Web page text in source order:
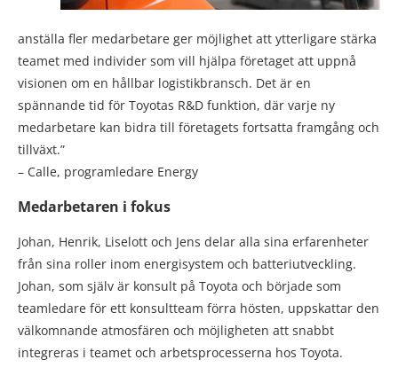
anställa fler medarbetare ger möjlighet att ytterligare stärka
teamet med individer som vill hjälpa företaget att uppnå
visionen om en hållbar logistikbransch. Det är en
spännande tid för Toyotas R&D funktion, där varje ny
medarbetare kan bidra till företagets fortsatta framgång och
tillväxt.”
– Calle, programledare Energy
Medarbetaren i fokus
Johan, Henrik, Liselott och Jens delar alla sina erfarenheter
från sina roller inom energisystem och batteriutveckling.
Johan, som själv är konsult på Toyota och började som
teamledare för ett konsultteam förra hösten, uppskattar den
välkomnande atmosfären och möjligheten att snabbt
integreras i teamet och arbetsprocesserna hos Toyota.